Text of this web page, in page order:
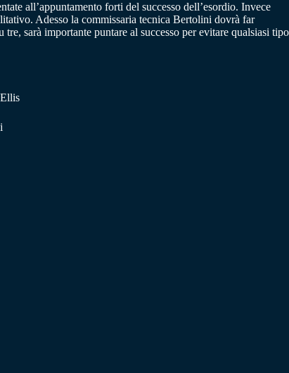
all’appuntamento forti del successo dell’esordio. Invece
Adesso la commissaria tecnica Bertolini dovrà far
sarà importante puntare al successo per evitare qualsiasi tipo